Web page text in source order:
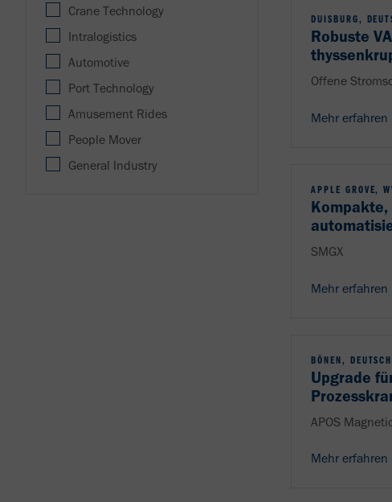
Crane Technology
Intralogistics
Automotive
Port Technology
Amusement Rides
People Mover
General Industry
DUISBURG,
Robuste
Offene
Mehr erfahren
APPLE GROVE,
SMGX
Mehr erfahren
BÖNEN,
Upgrade
APOS
Mehr erfahren